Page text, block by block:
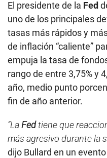
El presidente de la Fed
uno de los principales
tasas más rápidos y
de inflación “caliente”
empuja la tasa de
rango de entre 3,75% y
año, medio punto
fin de año anterior.
“LaFedtiene que
más agresivo durante la
dijo Bullard en un